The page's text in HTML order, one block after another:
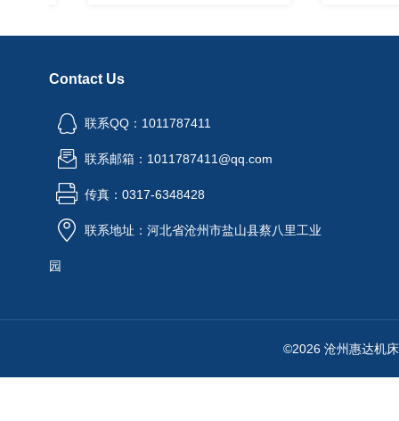
Contact Us
联系QQ：1011787411
联系邮箱：1011787411@qq.com
传真：0317-6348428
联系地址：河北省沧州市盐山县蔡八里工业
园
©2026 沧州惠达机